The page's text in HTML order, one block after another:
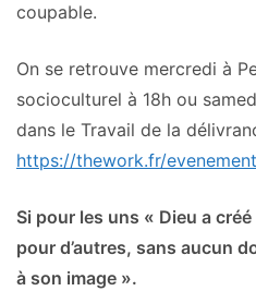
coupable.
On se retrouve mercredi à
socioculturel à 18h ou
dans le Travail de la
https://thework.fr/
Si pour les uns « Dieu a créé
pour d’autres, sans aucun
à son image ».